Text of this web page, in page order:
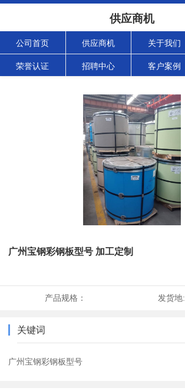
供应商机
公司首页 供应商机 关于我们
荣誉认证 招聘中心 客户案例
广州宝钢彩钢板型号 加工定制
产品规格： 发货地:
关键词
广州宝钢彩钢板型号